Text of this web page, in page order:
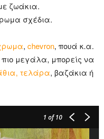
ζωάκια.
σχέδια.
, chevron, πουά κ.α.
μεγάλα, μπορείς να
τελάρα, βαζάκια ή
1 of 10